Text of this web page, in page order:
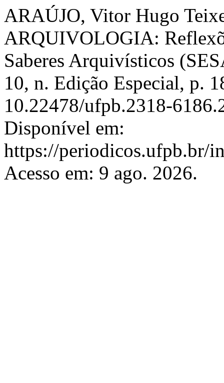
ARAÚJO, Vitor Hugo
ARQUIVOLOGIA:
Saberes Arquivísticos
10, n. Edição Especial, p.
10.22478/ufpb.2318-
Disponível em:
https://periodicos.ufpb.br/
Acesso em: 9 ago. 2026.